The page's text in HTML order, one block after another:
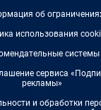
об
использования
системы
сервиса
рекламы»
и обработки